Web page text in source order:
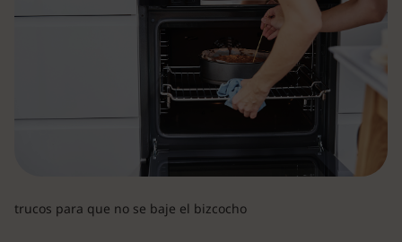
trucos para que no se baje el bizcocho